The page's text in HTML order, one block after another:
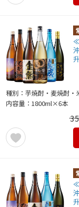
種別：芋焼酎・麦焼酎
内容量：1800ml×6本